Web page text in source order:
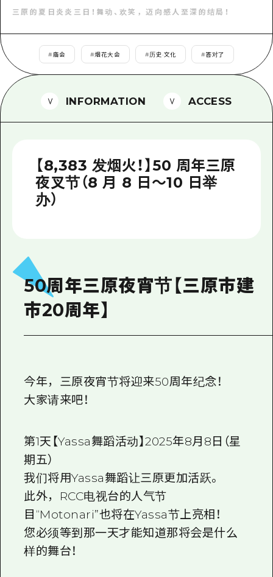
2晚3天
面向外国游客的街角旅游信息中心
志愿者指南
通过视频介绍广岛县的魅力！
照片下载
三原的夏日炎炎三日！舞动、欢笑，迈向感人至深的结局！
#庙会 #烟花大会 #历史·文化 #答对了
INFORMATION ACCESS
【8,383 发烟火！】50 周年三原
夜叉节（8 月 8 日～10 日举
办）
50周年三原夜宵节【三原市建
市20周年】
今年，三原夜宵节将迎来50周年纪念！
大家请来吧！
第1天【Yassa舞蹈活动】2025年8月8日（星
期五）
我们将用Yassa舞蹈让三原更加活跃。
此外，RCC电视台的人气节
目“Motonari”也将在Yassa节上亮相！
您必须等到那一天才能知道那将会是什么
样的舞台！